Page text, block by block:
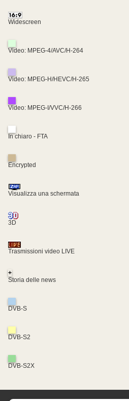
Widescreen
Video: MPEG-4/AVC/H-264
Video: MPEG-H/HEVC/H-265
Video: MPEG-I/VVC/H-266
In chiaro - FTA
Encrypted
Visualizza una schermata
3D
Trasmissioni video LIVE
+
Storia delle news
DVB-S
DVB-S2
DVB-S2X